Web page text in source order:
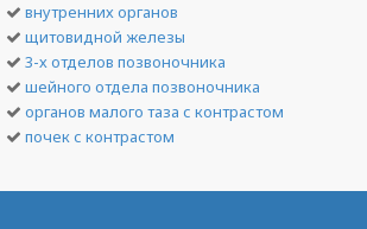
внутренних органов
щитовидной железы
3-х отделов позвоночника
шейного отдела позвоночника
органов малого таза с контрастом
почек с контрастом